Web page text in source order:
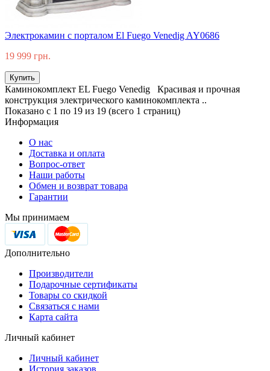
Электрокамин с порталом El Fuego Venedig AY0686
19 999 грн.
Купить
Каминокомплект EL Fuego Venedig Красивая и прочная
конструкция электрического каминокомплекта ..
Показано с 1 по 19 из 19 (всего 1 страниц)
Информация
О нас
Доставка и оплата
Вопрос-ответ
Наши работы
Обмен и возврат товара
Гарантии
Мы принимаем
Дополнительно
Производители
Подарочные сертификаты
Товары со скидкой
Связаться с нами
Карта сайта
Личный кабинет
Личный кабинет
История заказов